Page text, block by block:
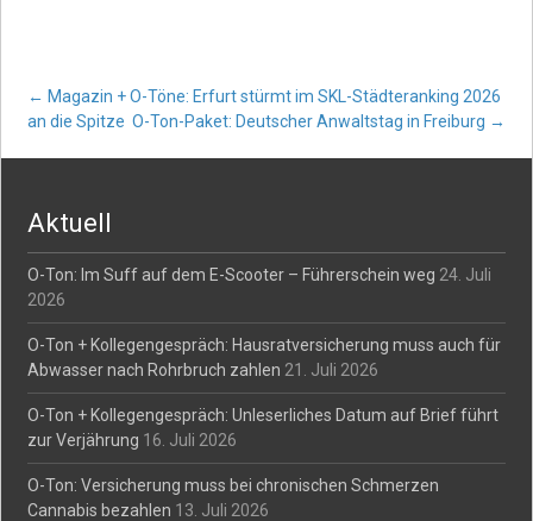
Post
← Magazin + O-Töne: Erfurt stürmt im SKL-Städteranking 2026
an die Spitze O-Ton-Paket: Deutscher Anwaltstag in Freiburg →
Aktuell
O-Ton: Im Suff auf dem E-Scooter – Führerschein weg 24. Juli
2026
O-Ton + Kollegengespräch: Hausratversicherung muss auch für
Abwasser nach Rohrbruch zahlen 21. Juli 2026
O-Ton + Kollegengespräch: Unleserliches Datum auf Brief führt
zur Verjährung 16. Juli 2026
O-Ton: Versicherung muss bei chronischen Schmerzen
Cannabis bezahlen 13. Juli 2026